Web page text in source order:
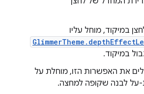
במיקוד, מוחל עליו
במיקוד.
את האפשרות הזו, מוחלת על
לבנה שקופה למחצה.